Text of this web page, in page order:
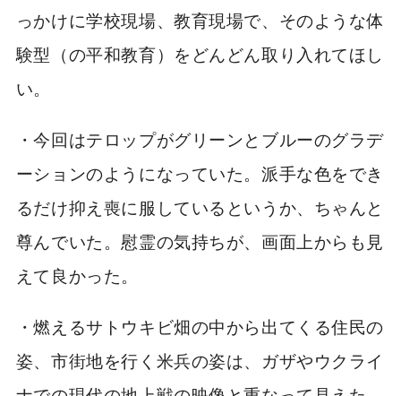
っかけに学校現場、教育現場で、そのような体
験型（の平和教育）をどんどん取り入れてほし
い。
・今回はテロップがグリーンとブルーのグラデ
ーションのようになっていた。派手な色をでき
るだけ抑え喪に服しているというか、ちゃんと
尊んでいた。慰霊の気持ちが、画面上からも見
えて良かった。
・燃えるサトウキビ畑の中から出てくる住民の
姿、市街地を行く米兵の姿は、ガザやウクライ